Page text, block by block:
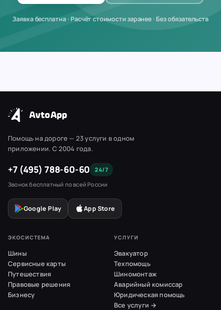
Заявка бесплатна · Расчёт стоимости заранее · Без обязательств
Помощь на дороге — 23 услуги в одном
приложении. С 2004 года.
+7 (495) 788-60-60
24/7
Звонок бесплатный по всей России
Google Play App Store
ЭКОСИСТЕМА
Шины
Сервисные карты
Путешествия
Правовые решения
Бизнесу
УСЛУГИ
Эвакуатор
Техпомощь
Шиномонтаж
Аварийный комиссар
Юридическая помощь
Все услуги →